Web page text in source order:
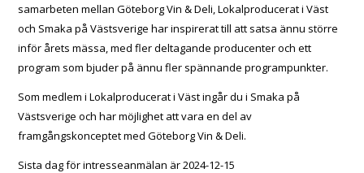
samarbeten mellan Göteborg Vin & Deli, Lokalproducerat i Väst
och Smaka på Västsverige har inspirerat till att satsa ännu större
inför årets mässa, med fler deltagande producenter och ett
program som bjuder på ännu fler spännande programpunkter.
Som medlem i Lokalproducerat i Väst ingår du i Smaka på
Västsverige och har möjlighet att vara en del av
framgångskonceptet med Göteborg Vin & Deli.
Sista dag för intresseanmälan är 2024-12-15